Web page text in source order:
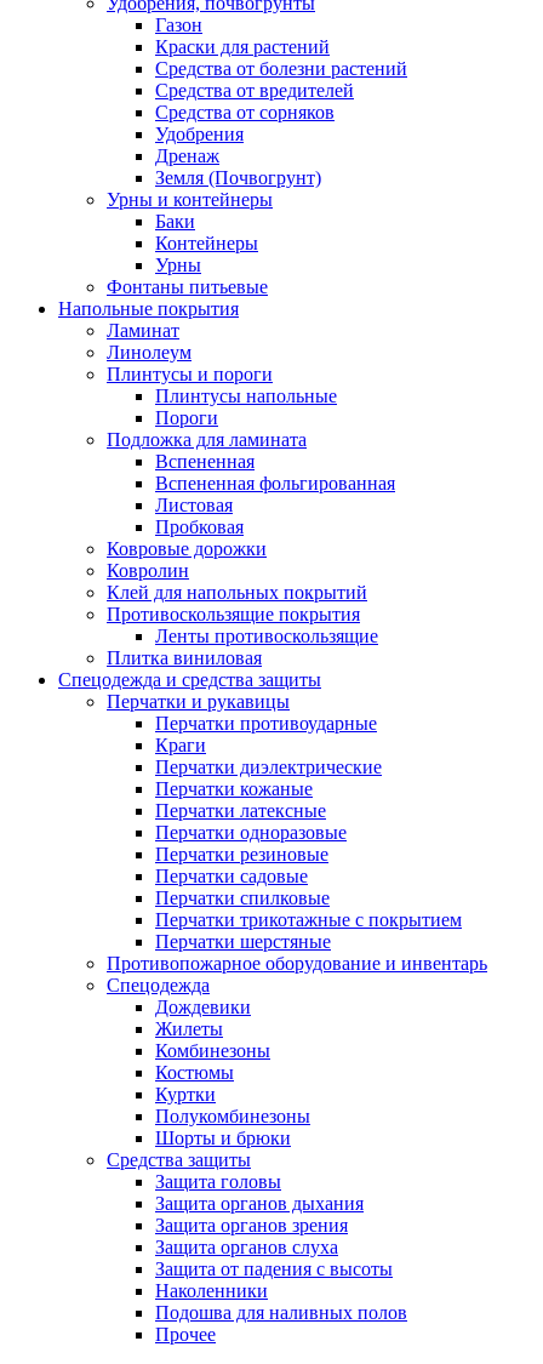
Газон
Краски для растений
Средства от болезни растений
Средства от вредителей
Средства от сорняков
Удобрения
Дренаж
Земля (Почвогрунт)
Урны и контейнеры
Баки
Контейнеры
Урны
Фонтаны питьевые
Напольные покрытия
Ламинат
Линолеум
Плинтусы и пороги
Плинтусы напольные
Пороги
Подложка для ламината
Вспененная
Вспененная фольгированная
Листовая
Пробковая
Ковровые дорожки
Ковролин
Клей для напольных покрытий
Противоскользящие покрытия
Ленты противоскользящие
Плитка виниловая
Спецодежда и средства защиты
Перчатки и рукавицы
Перчатки противоударные
Краги
Перчатки диэлектрические
Перчатки кожаные
Перчатки латексные
Перчатки одноразовые
Перчатки резиновые
Перчатки садовые
Перчатки спилковые
Перчатки трикотажные с покрытием
Перчатки шерстяные
Противопожарное оборудование и инвентарь
Спецодежда
Дождевики
Жилеты
Комбинезоны
Костюмы
Куртки
Полукомбинезоны
Шорты и брюки
Средства защиты
Защита головы
Защита органов дыхания
Защита органов зрения
Защита органов слуха
Защита от падения с высоты
Наколенники
Подошва для наливных полов
Прочее